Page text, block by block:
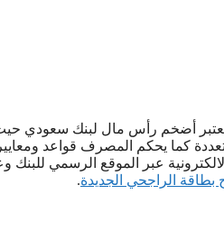
أضخم رأس مال لبنك سعودي حيث
كما يحكم المصرف قواعد
عبر الموقع الرسمي
بطاقة الراجحي الجديدة.